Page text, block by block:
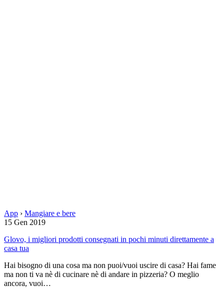
App › Mangiare e bere
15 Gen 2019
Glovo, i migliori prodotti consegnati in pochi minuti direttamente a
casa tua
Hai bisogno di una cosa ma non puoi/vuoi uscire di casa? Hai fame
ma non ti va nè di cucinare nè di andare in pizzeria? O meglio
ancora, vuoi…